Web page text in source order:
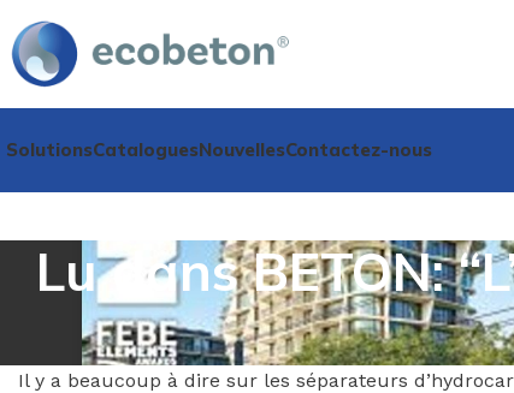
SolutionsCataloguesNouvellesContactez-nous
Lu dans BETON:
Il y a beaucoup à dire sur les séparateurs